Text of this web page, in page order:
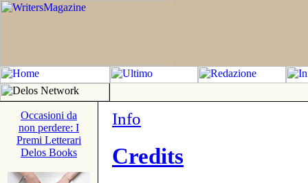
Occasioni da
non perdere: I
Premi Letterari
Delos Books
Info
Credits